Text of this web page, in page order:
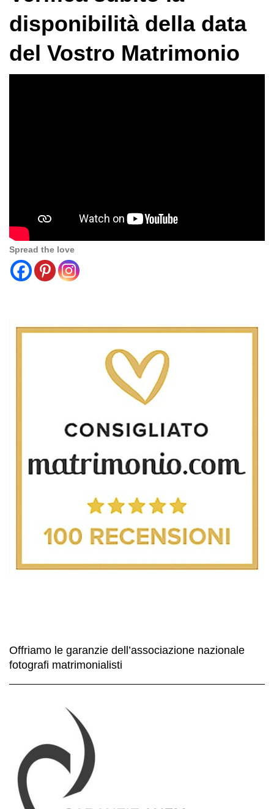
disponibilità della data
del Vostro Matrimonio
Spread the love
Offriamo le garanzie dell’associazione nazionale
fotografi matrimonialisti